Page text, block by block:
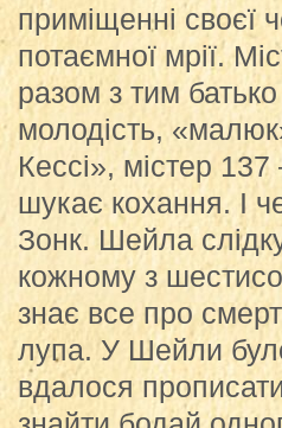
приміщенні своєї
потаємної мрії.
разом з тим
молодість,
Кессі», містер
шукає кохання. І
Зонк. Шейла
кожному з
знає все про
лупа. У Шейли
вдалося